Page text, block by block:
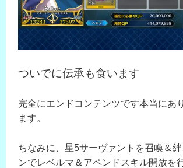
ついでに伝承も食います
完全にエンドコンテンツです本当にあ
ます。
ちなみに、星5サーヴァントを召喚＆
ンでレベルマ＆アペンドスキル開放を